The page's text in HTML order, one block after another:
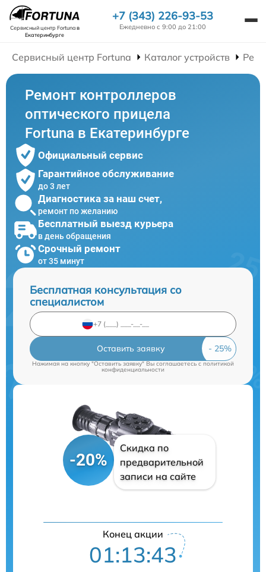
Сервисный центр Fortunaв
Екатеринбурге
+7 (343) 226-93-53
Ежедневно с 9:00 до 21:00
Сервисный центр Fortuna Каталог устройств
Ремонт контроллеров
оптического прицела
Fortuna в Екатеринбурге
Официальный сервис
Гарантийное обслуживание
до 3 лет
Диагностика за наш счет,
ремонт по желанию
Бесплатный выезд курьера
в день обращения
Срочный ремонт
от 35 минут
Бесплатная консультация со
специалистом
Оставить заявку
Нажимая на кнопку "Оставить заявку" Вы соглашаетесь cполитикой
конфиденциальности
-20%
Скидка по
предварительной
записи на сайте
Конец акции
01:13:42